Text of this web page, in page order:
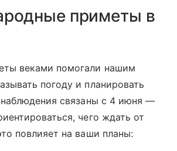
приметы в
веками помогали нашим
погоду и планировать
связаны с 4 июня —
чего ждать от
повлияет на ваши планы: